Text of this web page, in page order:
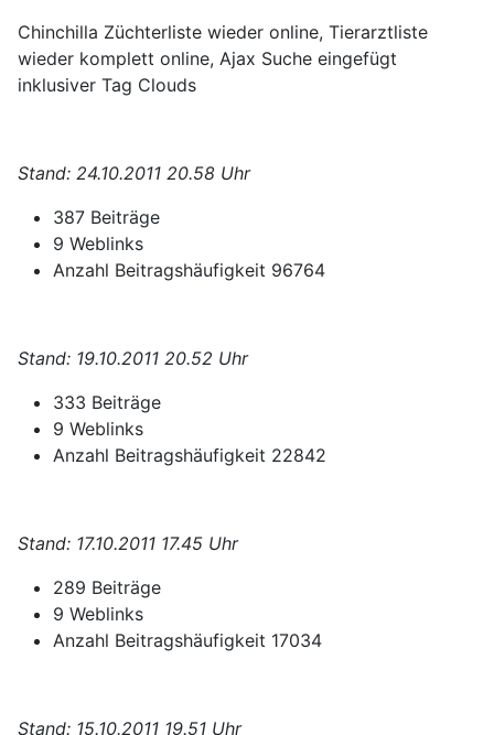
Chinchilla Züchterliste wieder online, Tierarztliste
wieder komplett online, Ajax Suche eingefügt
inklusiver Tag Clouds
Stand: 24.10.2011 20.58 Uhr
387 Beiträge
9 Weblinks
Anzahl Beitragshäufigkeit 96764
Stand: 19.10.2011 20.52 Uhr
333 Beiträge
9 Weblinks
Anzahl Beitragshäufigkeit 22842
Stand: 17.10.2011 17.45 Uhr
289 Beiträge
9 Weblinks
Anzahl Beitragshäufigkeit 17034
Stand: 15.10.2011 19.51 Uhr